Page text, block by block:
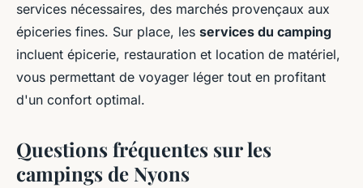
services nécessaires, des marchés provençaux aux
épiceries fines. Sur place, les services du camping
incluent épicerie, restauration et location de matériel,
vous permettant de voyager léger tout en profitant
d'un confort optimal.
Questions fréquentes sur les
campings de Nyons